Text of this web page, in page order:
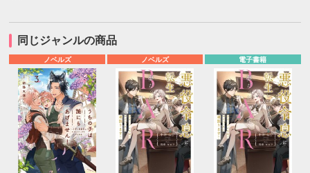
同じジャンルの商品
ノベルズ ノベルズ 電子書籍